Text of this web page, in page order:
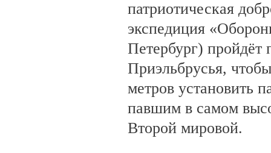
патриотическая
экспедиция
Петербург) пройдёт
Приэльбрусья,
метров установить
павшим в самом
Второй мировой.